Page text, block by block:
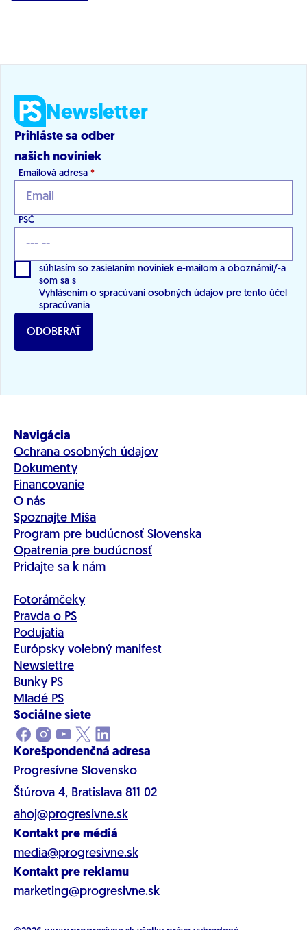
Newsletter
Prihláste sa odber
našich noviniek
Emailová adresa *
PSČ
súhlasím so zasielaním noviniek e-mailom a oboznámil/-a
som sa s
Vyhlásením o spracúvaní osobných údajov pre tento účel
spracúvania
ODOBERAŤ
Navigácia
Ochrana osobných údajov
Dokumenty
Financovanie
O nás
Spoznajte Miša
Program pre budúcnosť Slovenska
Opatrenia pre budúcnosť
Pridajte sa k nám
Fotorámčeky
Pravda o PS
Podujatia
Európsky volebný manifest
Newslettre
Bunky PS
Mladé PS
Sociálne siete
Korešpondenčná adresa
Progresívne Slovensko
Štúrova 4, Bratislava 811 02
ahoj@progresivne.sk
Kontakt pre médiá
media@progresivne.sk
Kontakt pre reklamu
marketing@progresivne.sk